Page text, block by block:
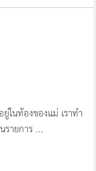
ในท้องของแม่ เราทำ
รายการ ...